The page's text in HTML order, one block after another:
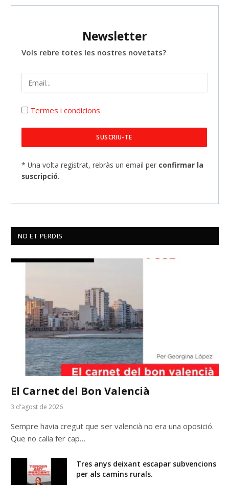
Newsletter
Vols rebre totes les nostres novetats?
Termes i condicions
* Una volta registrat, rebràs un email per confirmar la
suscripció.
NO ET PERDIS
El Carnet del Bon Valencià
3 d'agost de 2026
Sempre havia cregut que ser valencià no era una oposició.
Que no calia fer cap…
Tres anys deixant escapar subvencions
per als camins rurals.